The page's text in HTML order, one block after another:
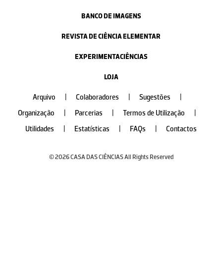
BANCO DE IMAGENS
REVISTA DE CIÊNCIA ELEMENTAR
EXPERIMENTACIÊNCIAS
LOJA
Arquivo Colaboradores Sugestões
Organização
Parcerias Termos de Utilização
Utilidades
Estatísticas FAQs Contactos
© 2026 CASA DAS CIÊNCIAS All Rights Reserved